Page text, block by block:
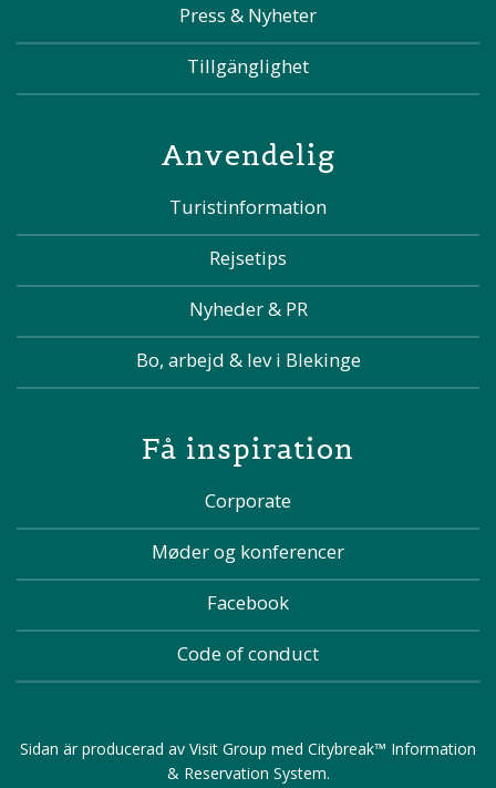
Press & Nyheter
Tillgänglighet
Anvendelig
Turistinformation
Rejsetips
Nyheder & PR
Bo, arbejd & lev i Blekinge
Få inspiration
Corporate
Møder og konferencer
Facebook
Code of conduct
Sidan är producerad av Visit Group med Citybreak™ Information
& Reservation System.